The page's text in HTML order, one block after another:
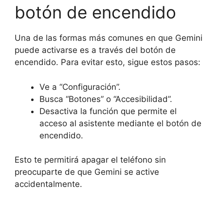
botón de encendido
Una de las formas más comunes en que Gemini
puede activarse es a través del botón de
encendido. Para evitar esto, sigue estos pasos:
Ve a “Configuración”.
Busca “Botones” o “Accesibilidad”.
Desactiva la función que permite el
acceso al asistente mediante el botón de
encendido.
Esto te permitirá apagar el teléfono sin
preocuparte de que Gemini se active
accidentalmente.